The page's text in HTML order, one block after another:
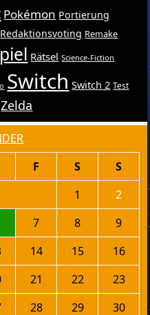
Pokémon Portierung
Redaktionsvoting Remake
Rätsel Science-Fiction
Switch Switch 2 Test
Zelda
F S
S
1
2
7 8
9
14 15
16
21 22
23
28 29
30